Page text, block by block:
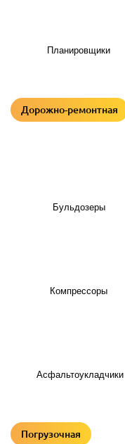
Планировщики
Дорожно-ремонтная
Бульдозеры
Компрессоры
Асфальтоукладчики
Погрузочная